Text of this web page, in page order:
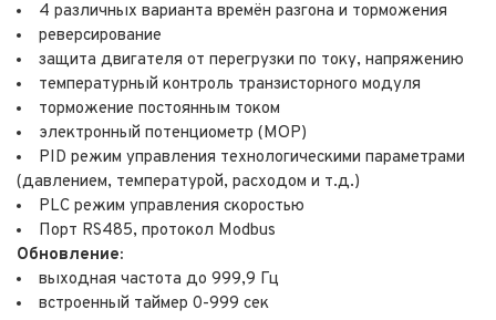
4 различных варианта времён разгона и торможения
реверсирование
защита двигателя от перегрузки по току, напряжению
температурный контроль транзисторного модуля
торможение постоянным током
электронный потенциометр (MOP)
PID режим управления технологическими параметрами
(давлением, температурой, расходом и т.д.)
PLC режим управления скоростью
Порт RS485, протокол Modbus
Обновление:
выходная частота до 999,9 Гц
встроенный таймер 0-999 сек